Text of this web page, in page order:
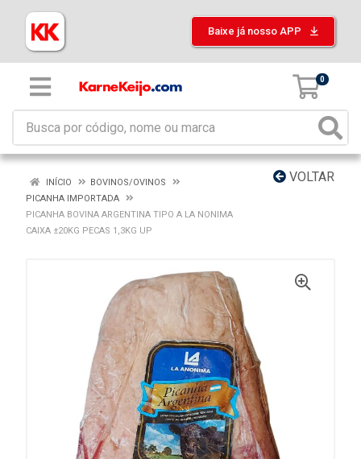
Baixe já nosso APP
0
VOLTAR
INÍCIO
BOVINOS/OVINOS
PICANHA IMPORTADA
PICANHA BOVINA ARGENTINA TIPO A LA NONIMA
CAIXA ±20KG PECAS 1,3KG UP